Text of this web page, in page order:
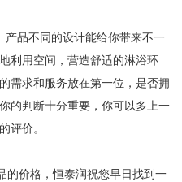
品不同的设计能给你带来不一
利用空间，营造舒适的淋浴环
需求和服务放在第一位，是否拥
的判断十分重要，你可以多上一
评价。
价格，恒泰润祝您早日找到一